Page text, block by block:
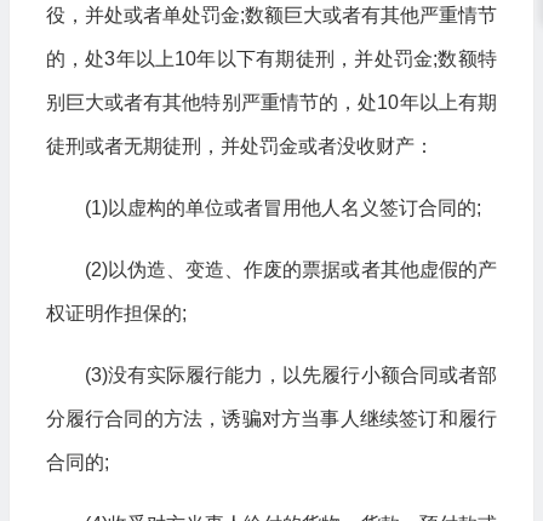
役，并处或者单处罚金;数额巨大或者有其他严重情节
的，处3年以上10年以下有期徒刑，并处罚金;数额特
别巨大或者有其他特别严重情节的，处10年以上有期
徒刑或者无期徒刑，并处罚金或者没收财产：
(1)以虚构的单位或者冒用他人名义签订合同的;
(2)以伪造、变造、作废的票据或者其他虚假的产
权证明作担保的;
(3)没有实际履行能力，以先履行小额合同或者部
分履行合同的方法，诱骗对方当事人继续签订和履行
合同的;